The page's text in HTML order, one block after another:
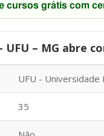
cursos grátis com
UFU – MG abre
UFU - Universidade
35